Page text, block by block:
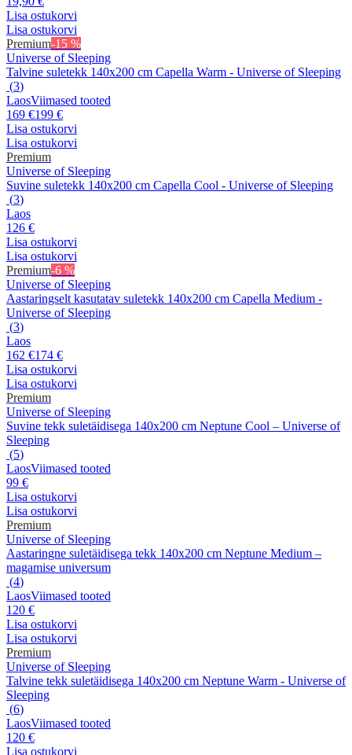
Lisa ostukorvi
Lisa ostukorvi
Premium-15 %
Universe of Sleeping
Talvine suletekk 140x200 cm Capella Warm - Universe of Sleeping
(3)
LaosViimased tooted
169 €199 €
Lisa ostukorvi
Lisa ostukorvi
Premium
Universe of Sleeping
Suvine suletekk 140x200 cm Capella Cool - Universe of Sleeping
(3)
Laos
126 €
Lisa ostukorvi
Lisa ostukorvi
Premium-6 %
Universe of Sleeping
Aastaringselt kasutatav suletekk 140x200 cm Capella Medium -
Universe of Sleeping
(3)
Laos
162 €174 €
Lisa ostukorvi
Lisa ostukorvi
Premium
Universe of Sleeping
Suvine tekk suletäidisega 140x200 cm Neptune Cool – Universe of
Sleeping
(5)
LaosViimased tooted
99 €
Lisa ostukorvi
Lisa ostukorvi
Premium
Universe of Sleeping
Aastaringne suletäidisega tekk 140x200 cm Neptune Medium –
magamise universum
(4)
LaosViimased tooted
120 €
Lisa ostukorvi
Lisa ostukorvi
Premium
Universe of Sleeping
Talvine tekk suletäidisega 140x200 cm Neptune Warm - Universe of
Sleeping
(6)
LaosViimased tooted
120 €
Lisa ostukorvi